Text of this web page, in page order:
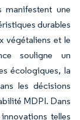
manifestent une
durables
végétaliens et le
souligne un
écologiques, la
les décisions
MDPI. Dans
telles